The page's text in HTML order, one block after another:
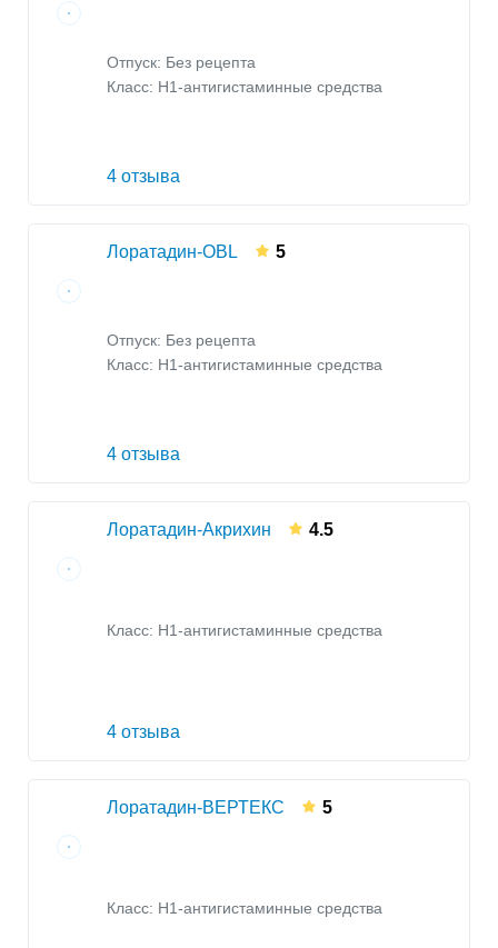
Отпуск: Без рецепта
Класс: H1-антигистаминные средства
4 отзыва
Лоратадин-OBL 5
Отпуск: Без рецепта
Класс: H1-антигистаминные средства
4 отзыва
Лоратадин-Акрихин 4.5
Класс: H1-антигистаминные средства
4 отзыва
Лоратадин-ВЕРТЕКС 5
Класс: H1-антигистаминные средства